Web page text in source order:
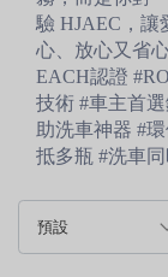
驗 HJAEC，讓
心、放心又省
EACH認證
技術 #車主首
助洗車神器 #
抵多瓶 #洗車